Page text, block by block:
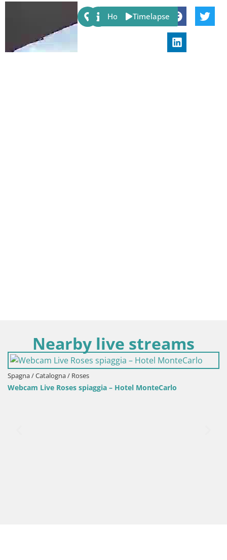
Share:
Host Timelapse
Nearby live streams
Spagna / Catalogna / Roses
Webcam Live Roses spiaggia – Hotel MonteCarlo